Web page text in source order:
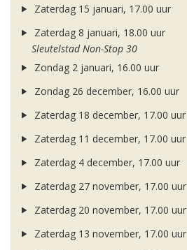
Zaterdag 15 januari, 17.00 uur
Zaterdag 8 januari, 18.00 uur
Sleutelstad Non-Stop 30
Zondag 2 januari, 16.00 uur
Zondag 26 december, 16.00 uur
Zaterdag 18 december, 17.00 uur
Zaterdag 11 december, 17.00 uur
Zaterdag 4 december, 17.00 uur
Zaterdag 27 november, 17.00 uur
Zaterdag 20 november, 17.00 uur
Zaterdag 13 november, 17.00 uur